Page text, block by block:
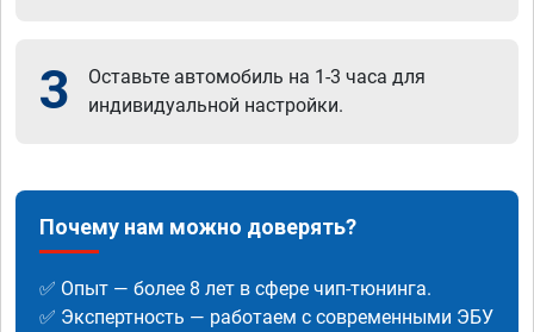
3
Оставьте автомобиль на 1-3 часа для
индивидуальной настройки.
Почему нам можно доверять?
✅ Опыт — более 8 лет в сфере чип-тюнинга.
✅ Экспертность — работаем с современными ЭБУ